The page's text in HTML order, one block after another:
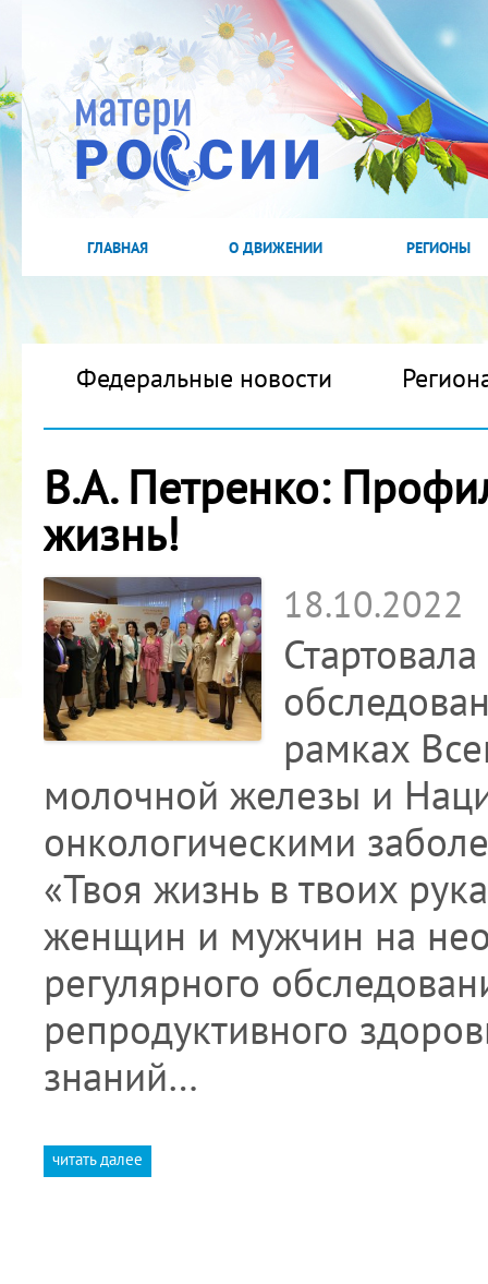
ГЛАВНАЯ О ДВИЖЕНИИ РЕГИОНЫ
Федеральные новости
В.А. Петренко:
жизнь!
18.10.2022
рамках
молочной железы и
онкологическими
«Твоя жизнь в твоих
женщин и мужчин на
регулярного
репродуктивного
знаний…
читать далее